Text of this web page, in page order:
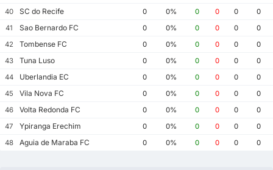
40
SC do Recife 0 0% 0 0 0
0
41
Sao Bernardo FC 0 0% 0 0 0
0
42
Tombense FC 0 0% 0 0 0
0
43
Tuna Luso 0 0% 0 0 0
0
44
Uberlandia EC 0 0% 0 0 0
0
45
Vila Nova FC 0 0% 0 0 0
0
46
Volta Redonda FC 0 0% 0 0 0
0
47
Ypiranga Erechim 0 0% 0 0 0
0
48
Aguia de Maraba FC 0 0% 0 0 0 0